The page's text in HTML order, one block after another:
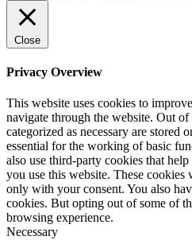
Close
Privacy Overview
This website uses cookies to
navigate through the website. Out of
categorized as necessary are stored
essential for the working of basic
also use third-party cookies that
you use this website. These
only with your consent. You also
cookies. But opting out of some of
browsing experience.
Necessary